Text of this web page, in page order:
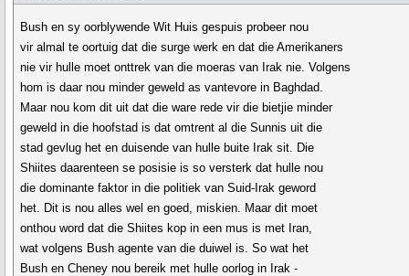
Bush en sy oorblywende Wit Huis gespuis probeer nou
vir almal te oortuig dat die surge werk en dat die Amerikaners
nie vir hulle moet onttrek van die moeras van Irak nie. Volgens
hom is daar nou minder geweld as vantevore in Baghdad.
Maar nou kom dit uit dat die ware rede vir die bietjie minder
geweld in die hoofstad is dat omtrent al die Sunnis uit die
stad gevlug het en duisende van hulle buite Irak sit. Die
Shiites daarenteen se posisie is so versterk dat hulle nou
die dominante faktor in die politiek van Suid-Irak geword
het. Dit is nou alles wel en goed, miskien. Maar dit moet
onthou word dat die Shiites kop in een mus is met Iran,
wat volgens Bush agente van die duiwel is. So wat het
Bush en Cheney nou bereik met hulle oorlog in Irak -